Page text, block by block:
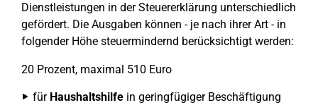
Dienstleistungen in der Steuererklärung unterschiedlich
gefördert. Die Ausgaben können - je nach ihrer Art - in
folgender Höhe steuermindernd berücksichtigt werden:
20 Prozent, maximal 510 Euro
für Haushaltshilfe in geringfügiger Beschäftigung